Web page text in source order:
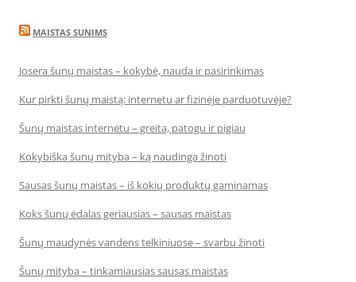
MAISTAS SUNIMS
Josera šunų maistas – kokybė, nauda ir pasirinkimas
Kur pirkti šunų maistą: internetu ar fizinėje parduotuvėje?
Šunų maistas internetu – greita, patogu ir pigiau
Kokybiška šunų mityba – ką naudinga žinoti
Sausas šunų maistas – iš kokių produktų gaminamas
Koks šunų ėdalas geriausias – sausas maistas
Šunų maudynės vandens telkiniuose – svarbu žinoti
Šunų mityba – tinkamiausias sausas maistas